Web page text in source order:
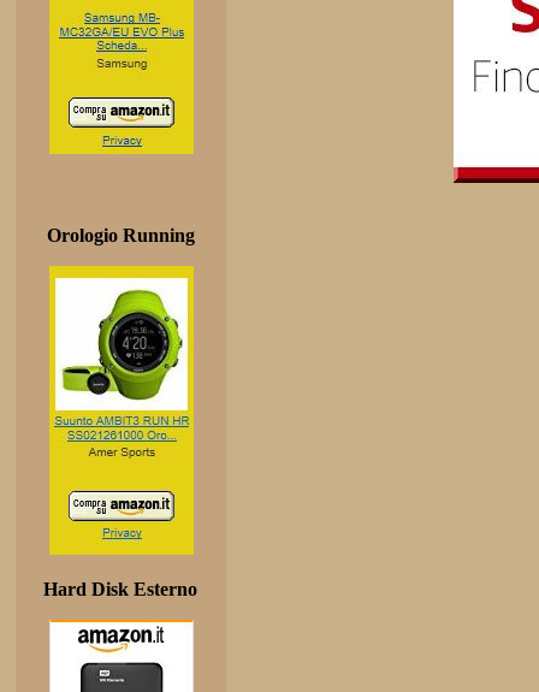
Orologio Running
Hard Disk Esterno